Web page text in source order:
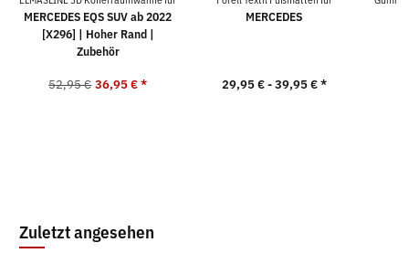
MERCEDES EQS SUV ab 2022
[X296] | Hoher Rand |
Zubehör
52,95 € 36,95 €*
MERCEDES
29,95 € -39,95 €*
Zuletzt angesehen